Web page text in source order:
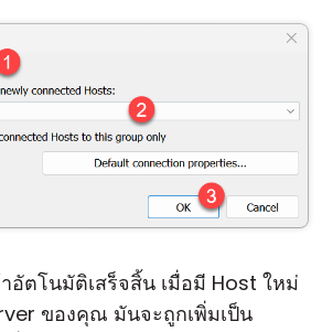
อัตโนมัติเสร็จสิ้น เมื่อมี Host ใหม่
ของคุณ มันจะถูกเพิ่มเป็น